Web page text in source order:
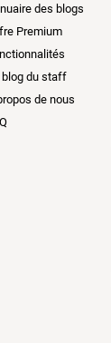
des blogs
Premium
blog du staff
de nous